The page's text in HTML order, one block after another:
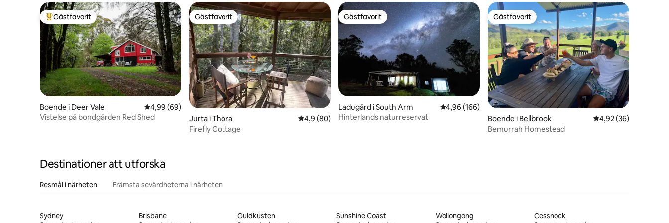
Populär gästfavorit
Gästfavorit
Boende i Deer Vale 4,99 av 5 i genomsnittligt betyg, 69 omdömen
4,99 (69)
Vistelse på bondgården Red Shed
Gästfavorit
Gästfavorit
Jurta i Thora 4,9 av 5 i genomsnittligt betyg, 80 omdömen
4,9 (80)
Firefly Cottage
Gästfavorit
Gästfavorit
Ladugård i South Arm 4,96 av 5 i genomsnittligt betyg, 166 omdömen
4,96 (166)
Hinterlands naturreservat
Gästfavorit
Gästfavorit
Boende i Bellbrook 4,92 av 5 i
4,92 (36)
Bemurrah Homestead
Destinationer att utforska
Resmål i närheten Främsta sevärdheterna i närheten
Sydney
Brisbane
Guldkusten
Sunshine Coast
Wollongong
Cessnock